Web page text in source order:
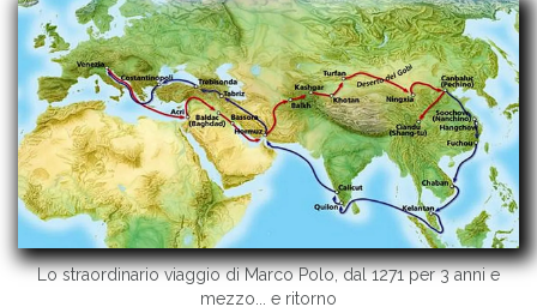
Lo straordinario viaggio di Marco Polo, dal 1271 per 3 anni e
mezzo... e ritorno